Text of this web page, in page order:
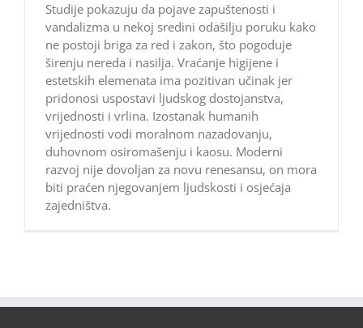
Studije pokazuju da pojave zapuštenosti i
vandalizma u nekoj sredini odašilju poruku kako
ne postoji briga za red i zakon, što pogoduje
širenju nereda i nasilja. Vraćanje higijene i
estetskih elemenata ima pozitivan učinak jer
pridonosi uspostavi ljudskog dostojanstva,
vrijednosti i vrlina. Izostanak humanih
vrijednosti vodi moralnom nazadovanju,
duhovnom osiromašenju i kaosu. Moderni
razvoj nije dovoljan za novu renesansu, on mora
biti praćen njegovanjem ljudskosti i osjećaja
zajedništva.